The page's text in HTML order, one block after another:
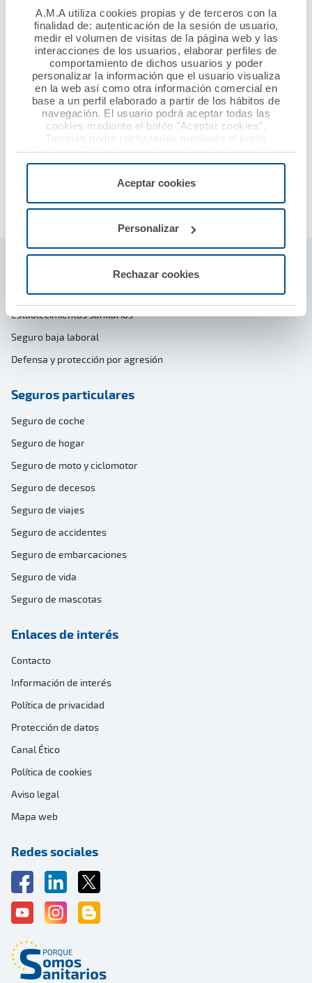
A.M.A utiliza cookies propias y de terceros con la
finalidad de: autenticación de la sesión de usuario,
medir el volumen de visitas de la página web y las
interacciones de los usuarios, elaborar perfiles de
comportamiento de dichos usuarios y poder
personalizar la información que el usuario visualiza
en la web así como otra información comercial en
base a un perfil elaborado a partir de los hábitos de
navegación. El usuario podrá aceptar todas las
cookies mediante el botón "Aceptar cookies".
También podrá rechazarlas mediante el botón
"Rechazar", donde se rechazarán todas las cookies
menos las necesarias para permitir el acceso a los
configurarlas usando el botón “Personalizar".
Aceptar cookies
Personalizar
Rechazar cookies
Por teléfono
Horario de lunes a jueves
de 8:00 a 14:30 horas y
viernes de 8:00 a 15
91 343 47 19
Seguros ámbito profesional sanitario
Responsabilidad civil profesional
Establecimientos sanitarios
Seguro baja laboral
Defensa y protección por agresión
Seguros particulares
Seguro de coche
Seguro de hogar
Seguro de moto y ciclomotor
Seguro de decesos
Seguro de viajes
Seguro de accidentes
Seguro de embarcaciones
Seguro de vida
Seguro de mascotas
Enlaces de interés
Contacto
Información de interés
Política de privacidad
Protección de datos
Canal Ético
Política de cookies
Aviso legal
Mapa web
Redes sociales